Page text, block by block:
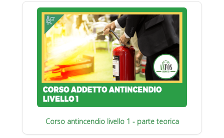
Corso antincendio livello 1 - parte teorica